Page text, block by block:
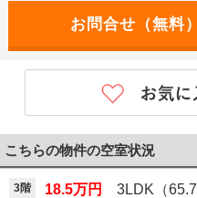
こちらの物件の空室状況
3階 18.5万円 3LDK（